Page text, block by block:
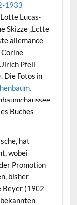
1933
Lucas-
Skizze „Lotte
allemande
Corine
Pfeil
Die Fotos in
Buches
hat
wobei
Promotion
bisher
Beyer (1902-